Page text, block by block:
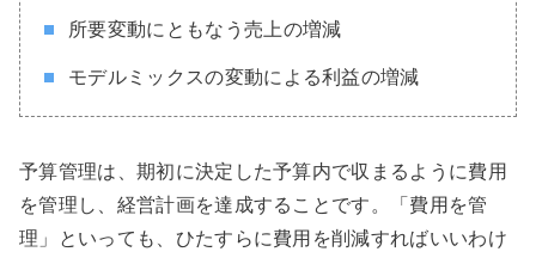
所要変動にともなう売上の増減
モデルミックスの変動による利益の増減
予算管理は、期初に決定した予算内で収まるように費用
を管理し、経営計画を達成することです。「費用を管
理」といっても、ひたすらに費用を削減すればいいわけ